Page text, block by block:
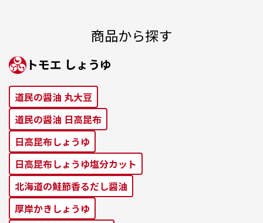
商品から探す
トモエ しょうゆ
道⺠の醤油 丸⼤⾖
道⺠の醤油 ⽇⾼昆布
⽇⾼昆布しょうゆ
⽇⾼昆布しょうゆ塩分カット
北海道の鮭節⾹るだし醤油
厚岸かきしょうゆ